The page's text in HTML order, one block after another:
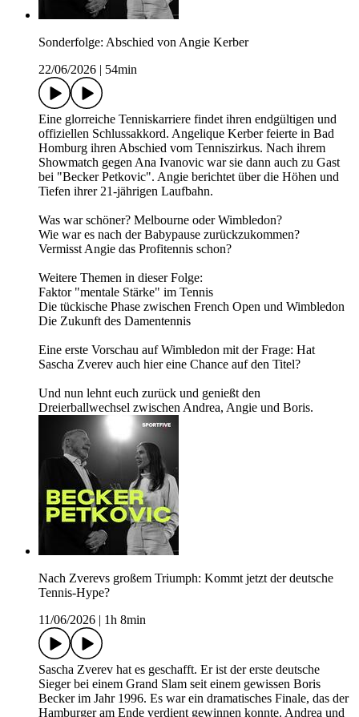
Sonderfolge: Abschied von Angie Kerber
22/06/2026
54min
Eine glorreiche Tenniskarriere findet ihren endgültigen und
offiziellen Schlussakkord. Angelique Kerber feierte in Bad
Homburg ihren Abschied vom Tenniszirkus. Nach ihrem
Showmatch gegen Ana Ivanovic war sie dann auch zu Gast
bei "Becker Petkovic". Angie berichtet über die Höhen und
Tiefen ihrer 21-jährigen Laufbahn.
Was war schöner? Melbourne oder Wimbledon?
Wie war es nach der Babypause zurückzukommen?
Vermisst Angie das Profitennis schon?
Weitere Themen in dieser Folge:
Faktor "mentale Stärke" im Tennis
Die tückische Phase zwischen French Open und Wimbledon
Die Zukunft des Damentennis
Eine erste Vorschau auf Wimbledon mit der Frage: Hat
Sascha Zverev auch hier eine Chance auf den Titel?
Und nun lehnt euch zurück und genießt den
Dreierballwechsel zwischen Andrea, Angie und Boris.
Nach Zverevs großem Triumph: Kommt jetzt der deutsche
Tennis-Hype?
11/06/2026
1h 8min
Sascha Zverev hat es geschafft. Er ist der erste deutsche
Sieger bei einem Grand Slam seit einem gewissen Boris
Becker im Jahr 1996. Es war ein dramatisches Finale, das der
Hamburger am Ende verdient gewinnen konnte. Andrea und